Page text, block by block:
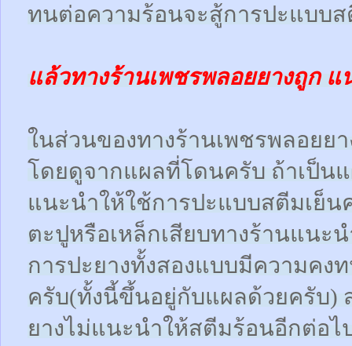
ทนต่อความร้อนจะสู้การปะแบบ
แล้วทางร้านเพชรพลอยยางถูก
ในส่วนของทางร้านเพชรพลอยย
โดยดูจากแผลที่โดนครับ ถ้าเป็น
แนะนำให้ใช้การปะแบบสตีมเย็
ตะปูหรือเหล็กเสียบทางร้านแนะ
การปะยางทั้งสองแบบมีความคง
ครับ(ทั้งนี้ขึ้นอยู่กับแผลด้วยครับ)
ยางไม่แนะนำให้สตีมร้อนอีกต่อไ